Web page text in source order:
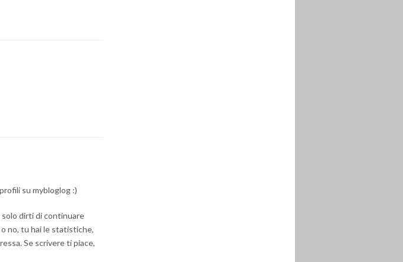
su mybloglog :)
dirti di continuare
no, tu hai le statistiche,
Se scrivere ti piace,